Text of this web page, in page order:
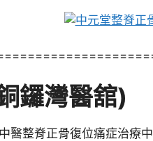
鑼灣醫舘)